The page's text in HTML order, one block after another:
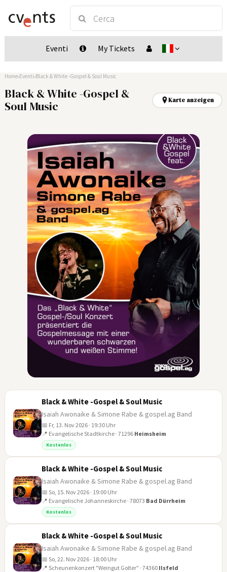
Eventi My Tickets
Home Eventi Black & White -Gospel & Soul Music
Black & White -Gospel &
Soul Music
Karte anzeigen
Black & White -Gospel & Soul Music
Isaiah Awonaike & Simone Rabe & gospel.ag Band
📅 Fr, 13. Nov 2026 · 19:30 Uhr
📍 Evangelische Stadtkirche · 71296 Heimsheim
Kostenlos
Black & White -Gospel & Soul Music
Isaiah Awonaike & Simone Rabe & gospel.ag Band
📅 So, 15. Nov 2026 · 19:00 Uhr
📍 Evangelische Johanneskirche · 78073 Bad Dürrheim
Kostenlos
Black & White -Gospel & Soul Music
Isaiah Awonaike & Simone Rabe & gospel.ag Band
📅 So, 22. Nov 2026 · 18:00 Uhr
📍 Scheunenkonzert "Weingut Golter" · 74360 Ilsfeld